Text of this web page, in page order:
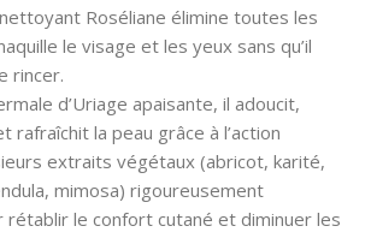
Roséliane élimine toutes les
le visage et les yeux sans qu’il
rincer.
d’Uriage apaisante, il adoucit,
rafraîchit la peau grâce à l’action
extraits végétaux (abricot, karité,
mimosa) rigoureusement
rétablir le confort cutané et diminuer les